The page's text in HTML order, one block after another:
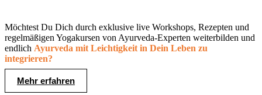
Möchtest Du Dich durch exklusive live Workshops, Rezepten und
regelmäßigen Yogakursen von Ayurveda-Experten weiterbilden und
endlich Ayurveda mit Leichtigkeit in Dein Leben zu
integrieren?
Mehr erfahren